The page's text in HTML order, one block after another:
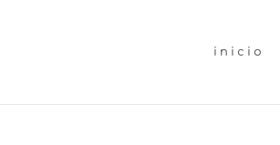
inicio